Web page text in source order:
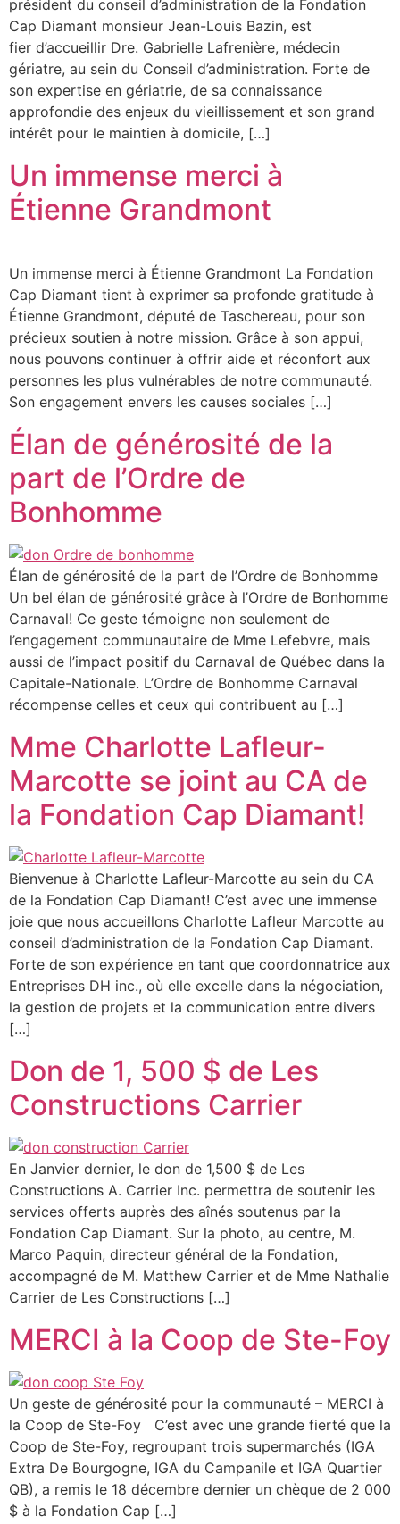
président du conseil d’administration de la Fondation
Cap Diamant monsieur Jean-Louis Bazin, est
fier d’accueillir Dre. Gabrielle Lafrenière, médecin
gériatre, au sein du Conseil d’administration. Forte de
son expertise en gériatrie, de sa connaissance
approfondie des enjeux du vieillissement et son grand
intérêt pour le maintien à domicile, […]
Un immense merci à
Étienne Grandmont
Un immense merci à Étienne Grandmont La Fondation
Cap Diamant tient à exprimer sa profonde gratitude à
Étienne Grandmont, député de Taschereau, pour son
précieux soutien à notre mission. Grâce à son appui,
nous pouvons continuer à offrir aide et réconfort aux
personnes les plus vulnérables de notre communauté.
Son engagement envers les causes sociales […]
Élan de générosité de la
part de l’Ordre de
Bonhomme
Élan de générosité de la part de l’Ordre de Bonhomme
Un bel élan de générosité grâce à l’Ordre de Bonhomme
Carnaval! Ce geste témoigne non seulement de
l’engagement communautaire de Mme Lefebvre, mais
aussi de l’impact positif du Carnaval de Québec dans la
Capitale-Nationale. L’Ordre de Bonhomme Carnaval
récompense celles et ceux qui contribuent au […]
Mme Charlotte Lafleur-
Marcotte se joint au CA de
la Fondation Cap Diamant!
Bienvenue à Charlotte Lafleur-Marcotte au sein du CA
de la Fondation Cap Diamant! C’est avec une immense
joie que nous accueillons Charlotte Lafleur Marcotte au
conseil d’administration de la Fondation Cap Diamant.
Forte de son expérience en tant que coordonnatrice aux
Entreprises DH inc., où elle excelle dans la négociation,
la gestion de projets et la communication entre divers
[…]
Don de 1, 500 $ de Les
Constructions Carrier
En Janvier dernier, le don de 1,500 $ de Les
Constructions A. Carrier Inc. permettra de soutenir les
services offerts auprès des aînés soutenus par la
Fondation Cap Diamant. Sur la photo, au centre, M.
Marco Paquin, directeur général de la Fondation,
accompagné de M. Matthew Carrier et de Mme Nathalie
Carrier de Les Constructions […]
MERCI à la Coop de Ste-Foy
Un geste de générosité pour la communauté – MERCI à
la Coop de Ste-Foy C’est avec une grande fierté que la
Coop de Ste-Foy, regroupant trois supermarchés (IGA
Extra De Bourgogne, IGA du Campanile et IGA Quartier
QB), a remis le 18 décembre dernier un chèque de 2 000
$ à la Fondation Cap […]